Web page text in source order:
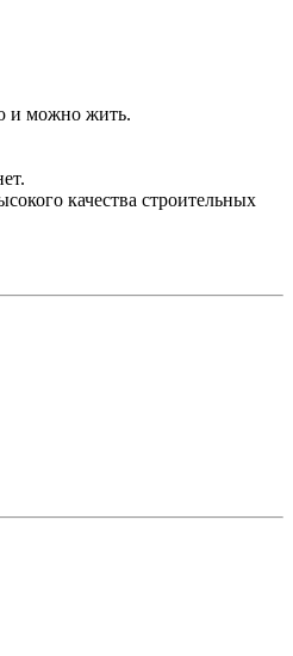
и можно жить.
качества строительных